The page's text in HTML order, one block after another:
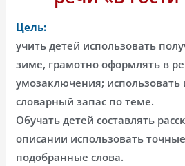
Цель:
учить детей использовать
зиме, грамотно оформлять в
умозаключения;
словарный запас по теме.
Обучать детей составлять
описании использовать
подобранные слова.